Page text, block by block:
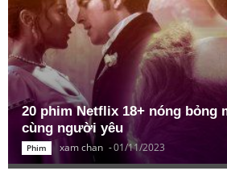
20 phim Netflix 18+ nóng bỏng
cùng người yêu
Phim xam chan -01/11/2023